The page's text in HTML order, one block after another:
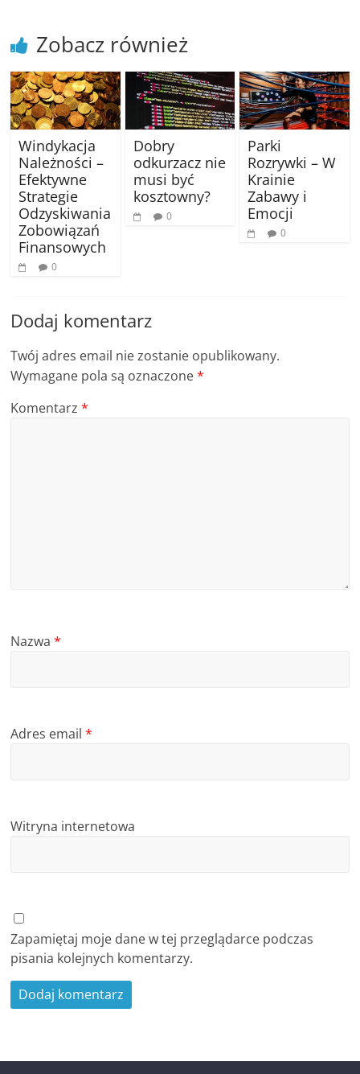
Zobacz również
Windykacja
Należności –
Efektywne
Strategie
Odzyskiwania
Zobowiązań
Finansowych
0
Dobry
odkurzacz nie
musi być
kosztowny?
0
Parki
Rozrywki – W
Krainie
Zabawy i
Emocji
0
Dodaj komentarz
Twój adres email nie zostanie opublikowany.
Wymagane pola są oznaczone*
Komentarz*
Nazwa*
Adres email*
Witryna internetowa
Zapamiętaj moje dane w tej przeglądarce podczas
pisania kolejnych komentarzy.